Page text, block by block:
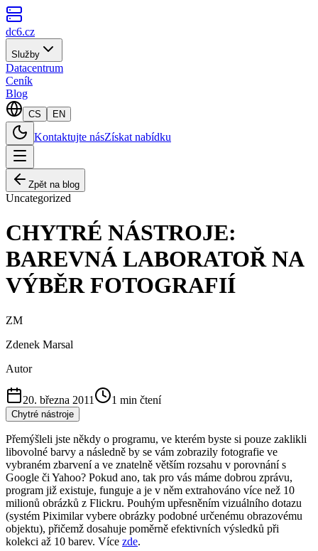
dc6.cz
Služby
Datacentrum
Ceník
Blog
CS EN
Kontaktujte násZískat nabídku
Zpět na blog
Uncategorized
CHYTRÉ NÁSTROJE:
BAREVNÁ LABORATOŘ NA
VÝBĚR FOTOGRAFIÍ
ZM
Zdenek Marsal
Autor
20. března 2011 1 min čtení
Chytré nástroje
Přemýšleli jste někdy o programu, ve kterém byste si pouze zaklikli
libovolné barvy a následně by se vám zobrazily fotografie ve
vybraném zbarvení a ve znatelně větším rozsahu v porovnání s
Google či Yahoo? Pokud ano, tak pro vás máme dobrou zprávu,
program již existuje, funguje a je v něm extrahováno více než 10
milionů obrázků z Flickru. Pouhým upřesněním vizuálního dotazu
(systém Piximilar vybere obrázky podobné určenému obrazovému
objektu), přičemž dosahuje poměrně efektivních výsledků při
kolekci až 10 barev. Více zde.